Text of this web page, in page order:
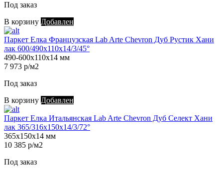
Под заказ
В корзину Добавлен
Паркет Елка Французская Lab Arte Chevron Дуб Рустик Хани
лак 600/490х110х14/3/45°
490-600х110х14 мм
7 973 р/м2
Под заказ
В корзину Добавлен
Паркет Елка Итальянская Lab Arte Chevron Дуб Селект Хани
лак 365/316х150х14/3/72°
365х150х14 мм
10 385 р/м2
Под заказ